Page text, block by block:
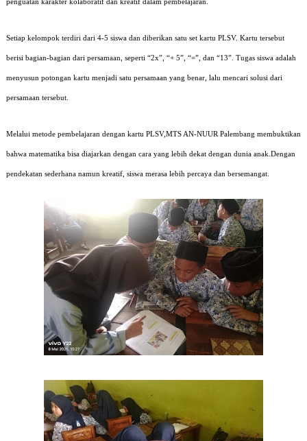
penguatan karakter kolaboratif dan kreatif dalam pembelajaran.
Setiap kelompok terdiri dari 4-5 siswa dan diberikan satu set kartu PLSV. Kartu tersebut
berisi bagian-bagian dari persamaan, seperti “2x”, “+ 5”, “=”, dan “13”. Tugas siswa adalah
menyusun potongan kartu menjadi satu persamaan yang benar, lalu mencari solusi dari
persamaan tersebut.
Melalui metode pembelajaran dengan kartu PLSV,MTS AN-NUUR Palembang membuktikan
bahwa matematika bisa diajarkan dengan cara yang lebih dekat dengan dunia anak.Dengan
pendekatan sederhana namun kreatif, siswa merasa lebih percaya dan bersemangat.